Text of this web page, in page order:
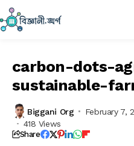
carbon-dots-
sustainable-
Biggani Org February 7,
418 Views
Share